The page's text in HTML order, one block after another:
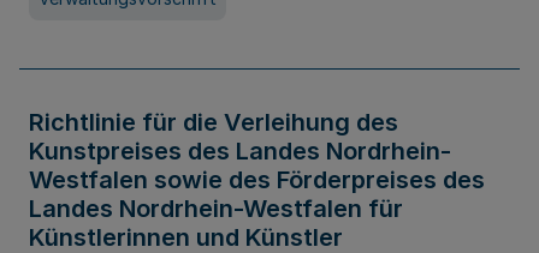
Richtlinie für die Verleihung des
Kunstpreises des Landes Nordrhein-
Westfalen sowie des Förderpreises des
Landes Nordrhein-Westfalen für
Künstlerinnen und Künstler